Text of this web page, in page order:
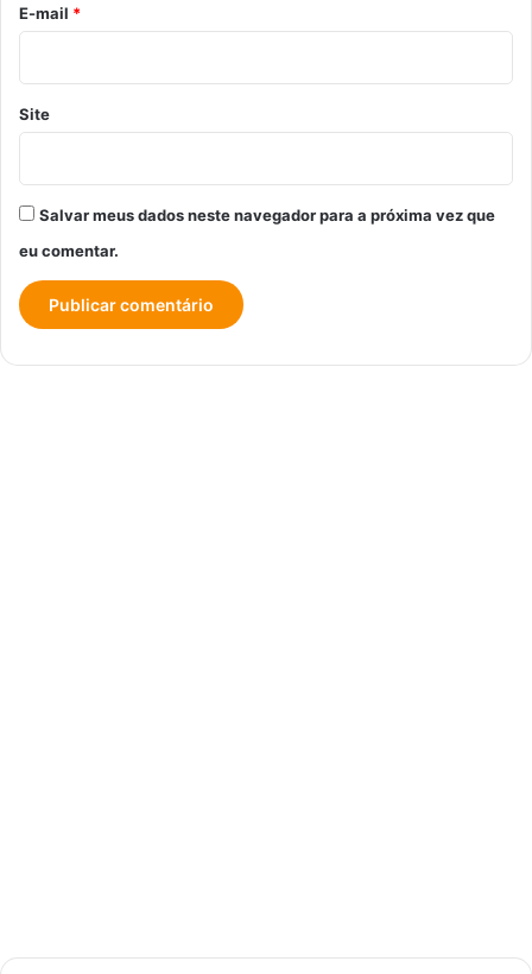
*
E-mail *
Site
Salvar meus dados neste navegador para a próxima vez que
eu comentar.